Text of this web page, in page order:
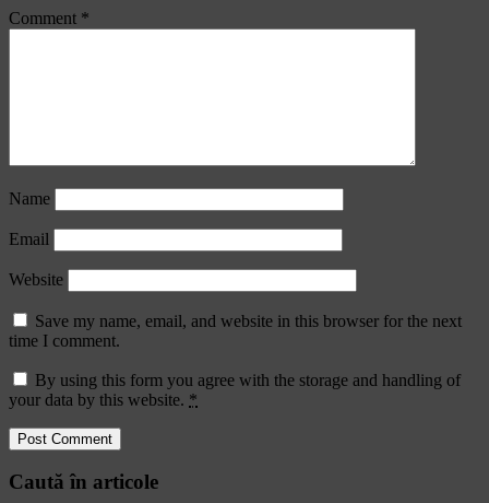
Comment *
Name
Email
Website
Save my name, email, and website in this browser for the next
time I comment.
By using this form you agree with the storage and handling of
your data by this website. *
Caută în articole